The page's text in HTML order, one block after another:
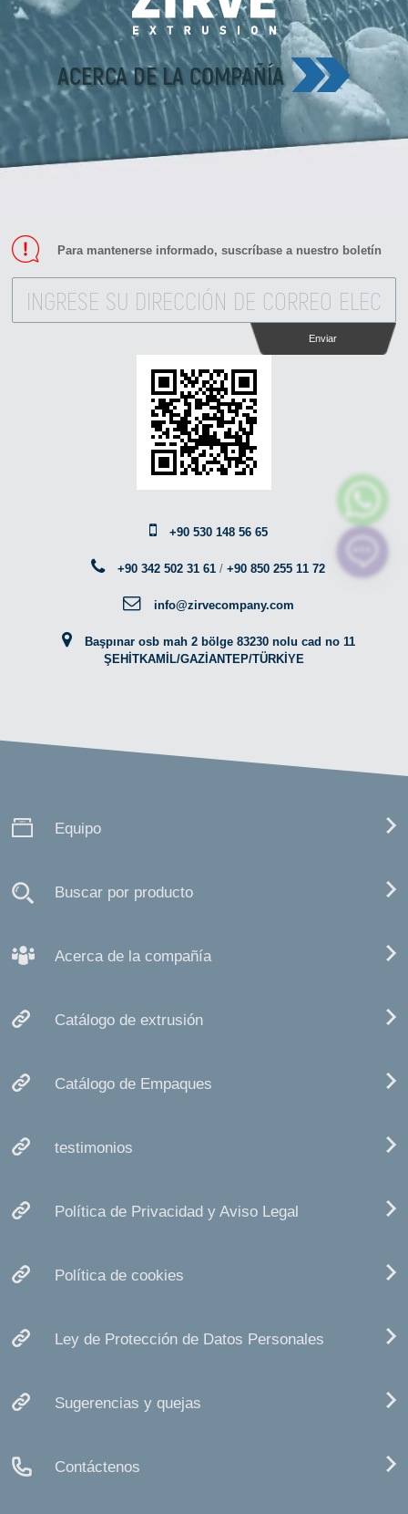
ACERCA DE LA COMPAÑÍA
Para mantenerse informado, suscríbase a nuestro boletín
Enviar
+90 530 148 56 65
+90 342 502 31 61 /+90 850 255 11 72
info@zirvecompany.com
Başpınar osb mah 2 bölge 83230 nolu cad no 11
ŞEHİTKAMİL/GAZİANTEP/TÜRKİYE
Equipo
Buscar por producto
Acerca de la compañía
Catálogo de extrusión
Catálogo de Empaques
testimonios
Política de Privacidad y Aviso Legal
Política de cookies
Ley de Protección de Datos Personales
Sugerencias y quejas
Contáctenos